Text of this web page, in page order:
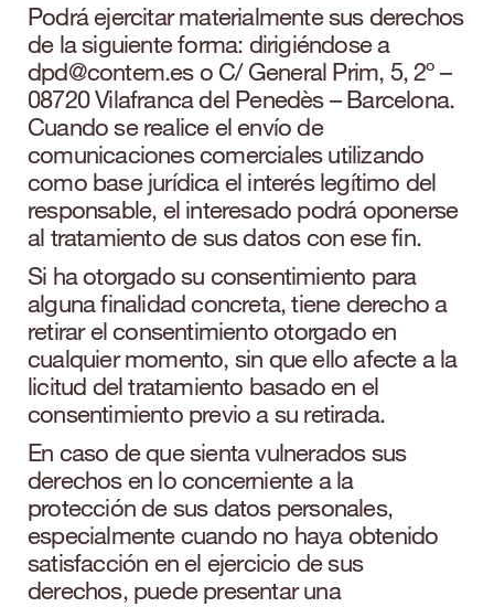
Podrá ejercitar materialmente sus derechos
de la siguiente forma: dirigiéndose a
dpd@contem.es o C/ General Prim, 5, 2º –
08720 Vilafranca del Penedès – Barcelona.
Cuando se realice el envío de
comunicaciones comerciales utilizando
como base jurídica el interés legítimo del
responsable, el interesado podrá oponerse
al tratamiento de sus datos con ese fin.
Si ha otorgado su consentimiento para
alguna finalidad concreta, tiene derecho a
retirar el consentimiento otorgado en
cualquier momento, sin que ello afecte a la
licitud del tratamiento basado en el
consentimiento previo a su retirada.
En caso de que sienta vulnerados sus
derechos en lo concerniente a la
protección de sus datos personales,
especialmente cuando no haya obtenido
satisfacción en el ejercicio de sus
derechos, puede presentar una